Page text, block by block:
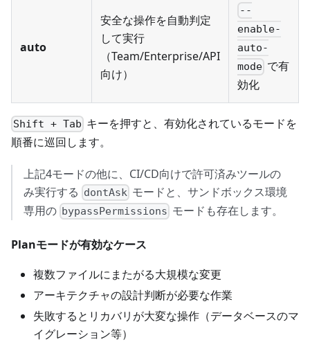
auto
安全な操作を自動判定
して実行
（Team/Enterprise/API
向け）
--
enable-
auto-
mode で有
効化
Shift + Tab キーを押すと、有効化されているモードを
順番に巡回します。
上記4モードの他に、CI/CD向けで許可済みツールの
み実行する dontAsk モードと、サンドボックス環境
専用の bypassPermissions モードも存在します。
Planモードが有効なケース
複数ファイルにまたがる大規模な変更
アーキテクチャの設計判断が必要な作業
失敗するとリカバリが大変な操作（データベースのマ
イグレーション等）